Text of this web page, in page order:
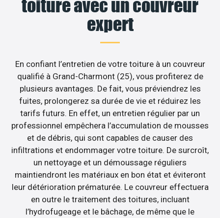
toiture avec un couvreur
expert
En confiant l’entretien de votre toiture à un couvreur
qualifié à Grand-Charmont (25), vous profiterez de
plusieurs avantages. De fait, vous préviendrez les
fuites, prolongerez sa durée de vie et réduirez les
tarifs futurs. En effet, un entretien régulier par un
professionnel empêchera l’accumulation de mousses
et de débris, qui sont capables de causer des
infiltrations et endommager votre toiture. De surcroît,
un nettoyage et un démoussage réguliers
maintiendront les matériaux en bon état et éviteront
leur détérioration prématurée. Le couvreur effectuera
en outre le traitement des toitures, incluant
l’hydrofugeage et le bâchage, de même que le